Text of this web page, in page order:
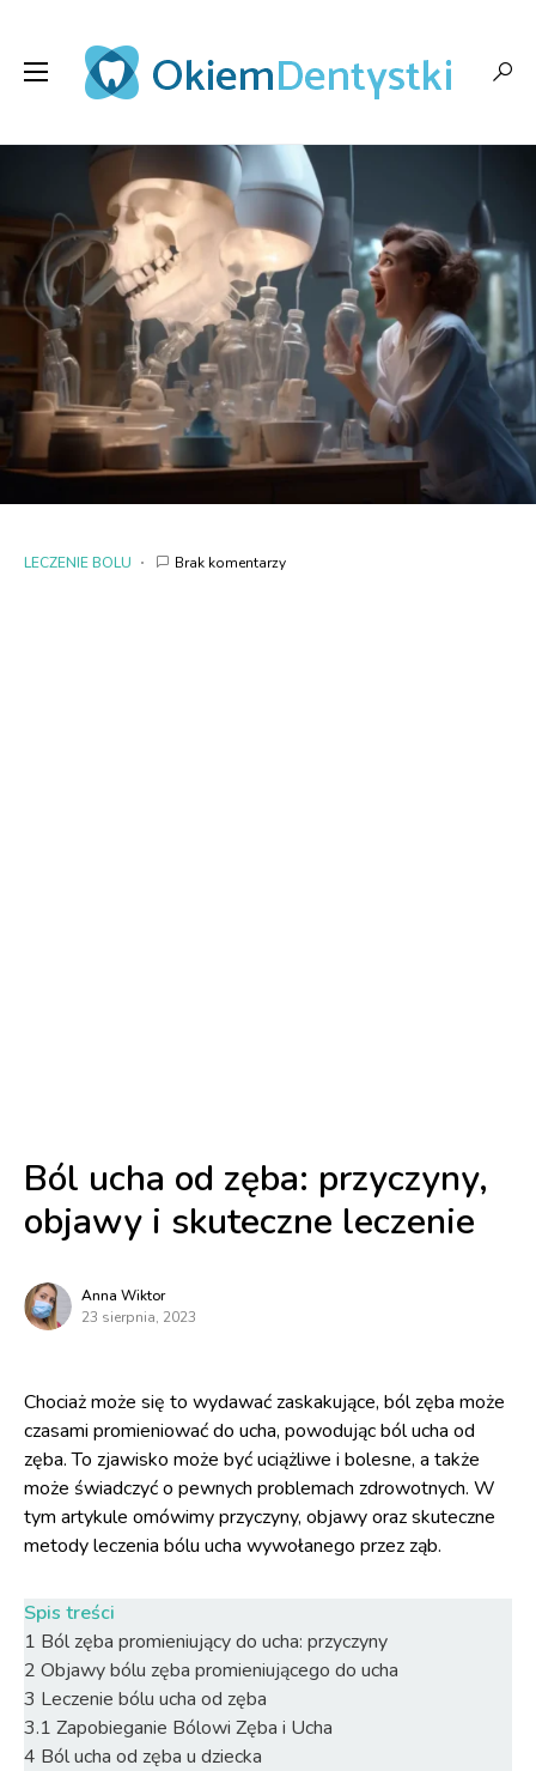
LECZENIE BOLU Brak komentarzy
Ból ucha od zęba: przyczyny,
objawy i skuteczne leczenie
Anna Wiktor
23 sierpnia, 2023
Chociaż może się to wydawać zaskakujące, ból zęba może
czasami promieniować do ucha, powodując ból ucha od
zęba. To zjawisko może być uciążliwe i bolesne, a także
może świadczyć o pewnych problemach zdrowotnych. W
tym artykule omówimy przyczyny, objawy oraz skuteczne
metody leczenia bólu ucha wywołanego przez ząb.
Spis treści
1 Ból zęba promieniujący do ucha: przyczyny
2 Objawy bólu zęba promieniującego do ucha
3 Leczenie bólu ucha od zęba
3.1 Zapobieganie Bólowi Zęba i Ucha
4 Ból ucha od zęba u dziecka